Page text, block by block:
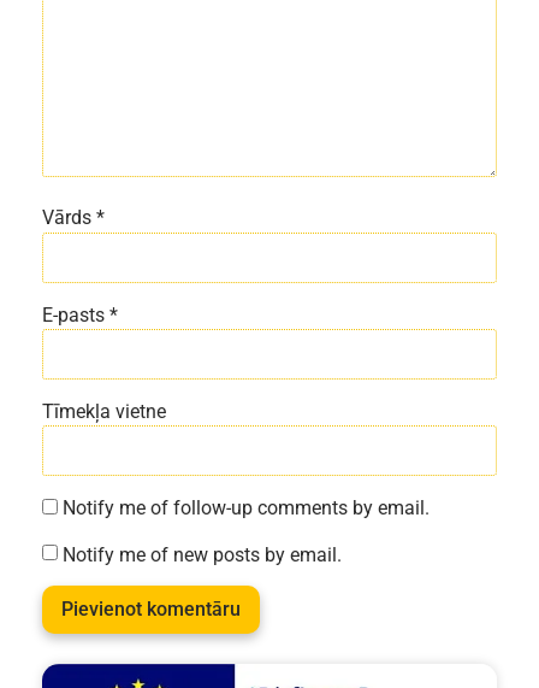
Vārds *
E-pasts *
Tīmekļa vietne
Notify me of follow-up comments by email.
Notify me of new posts by email.